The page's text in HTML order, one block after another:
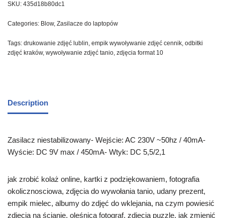
SKU: 435d18b80dc1
Categories: Blow, Zasilacze do laptopów
Tags: drukowanie zdjęć lublin, empik wywoływanie zdjęć cennik, odbitki
zdjęć kraków, wywoływanie zdjęć tanio, zdjęcia format 10
Description
Zasilacz niestabilizowany- Wejście: AC 230V ~50hz / 40mA-
Wyście: DC 9V max / 450mA- Wtyk: DC 5,5/2,1
jak zrobić kolaż online, kartki z podziękowaniem, fotografia
okolicznosciowa, zdjęcia do wywołania tanio, udany prezent,
empik mielec, albumy do zdjęć do wklejania, na czym powiesić
zdjęcia na ścianie, oleśnica fotograf, zdjęcia puzzle, jak zmienić